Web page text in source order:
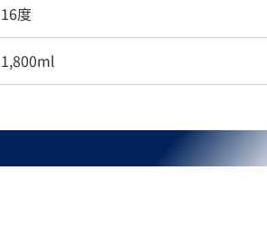
16度
1,800ml